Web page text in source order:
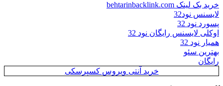
خرید بک لینک behtarinbacklink.com
لایسنس نود32
پسورد نود 32
اوکلی لایسنس رایگان نود 32
همیار نود 32
بهترین سئو
رایگان
خرید آنتی ویروس کسپرسکی